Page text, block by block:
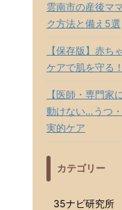
雲南市の産後マ
ク方法と備え5選
【保存版】赤ち
ケアで肌を守る！
【医師・専門家
動けない…うつ
実的ケア
カテゴリー
35ナビ研究所